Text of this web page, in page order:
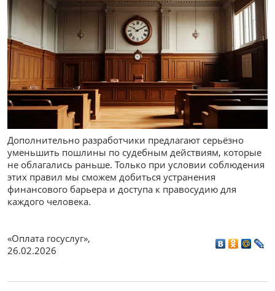
Дополнительно разработчики предлагают серьёзно
уменьшить пошлины по судебным действиям, которые
не облагались раньше. Только при условии соблюдения
этих правил мы сможем добиться устранения
финансового барьера и доступа к правосудию для
каждого человека.
«Оплата госуслуг»,
26.02.2026